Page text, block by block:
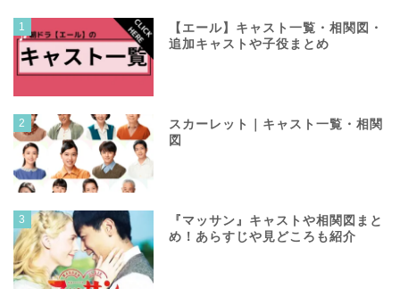
1
【エール】キャスト一覧・相関図・
追加キャストや子役まとめ
2
スカーレット｜キャスト一覧・相関
図
3
『マッサン』キャストや相関図まと
め！あらすじや見どころも紹介